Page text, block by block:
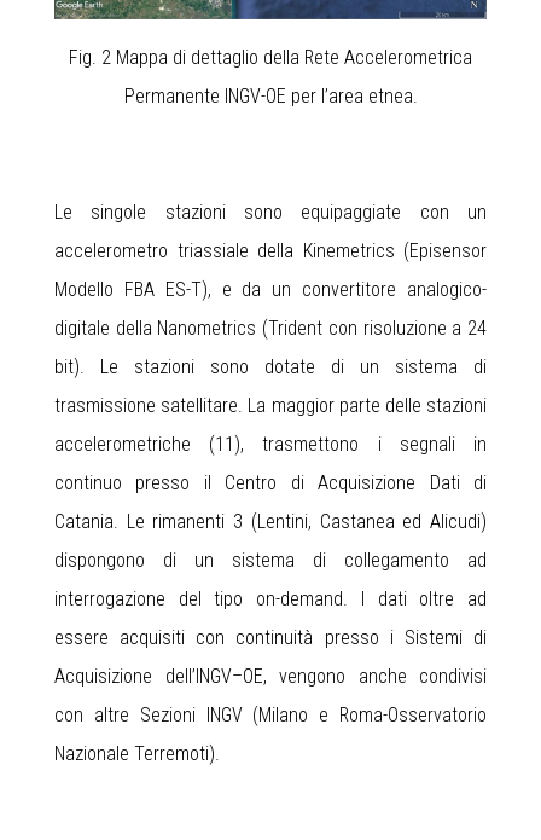
Fig. 2 Mappa di dettaglio della Rete Accelerometrica
Permanente INGV-OE per l’area etnea.
Le singole stazioni sono equipaggiate con un
accelerometro triassiale della Kinemetrics (Episensor
Modello FBA ES-T), e da un convertitore analogico-
digitale della Nanometrics (Trident con risoluzione a 24
bit). Le stazioni sono dotate di un sistema di
trasmissione satellitare. La maggior parte delle stazioni
accelerometriche (11), trasmettono i segnali in
continuo presso il Centro di Acquisizione Dati di
Catania. Le rimanenti 3 (Lentini, Castanea ed Alicudi)
dispongono di un sistema di collegamento ad
interrogazione del tipo on-demand. I dati oltre ad
essere acquisiti con continuità presso i Sistemi di
Acquisizione dell’INGV–OE, vengono anche condivisi
con altre Sezioni INGV (Milano e Roma-Osservatorio
Nazionale Terremoti).